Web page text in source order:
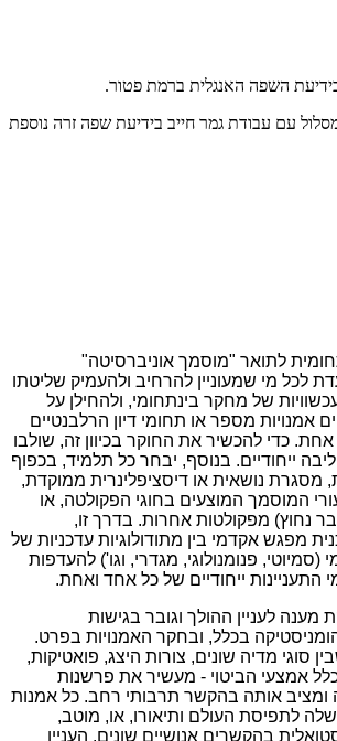
השפה האנגלית ברמת פטור.
עם עבודת גמר חייב בידיעת שפה זרה נוספת
לתואר "מוסמך אוניברסיטה"
לכל מי שמעוניין להרחיב ולהעמיק שליטתו
של מחקר בינתחומי, ולהחילן על
אמנויות מספר או תחומי דיון הרלבנטיים
כדי להכשיר את החוקר בכיוון זה, שולבו
ייחודיים. בנוסף, יבחר כל תלמיד, בכפוף
מסגרת נושאית או דיסציפלינרית ממוקדת,
המוסמך המוצעים בחוגי הפקולטה, או
נחוץ) מפקולטות אחרות. בדרך זו,
מפגש אקדמי בין מתודולוגיות עדכניות של
(סמיוטי, פנומנולוגי, מגדרי, וגו') להעדפות
התעניינות ייחודיים של כל אחד ואחת.
לעניין ההולך וגובר בגישות
בכלל, ובחקר האמנויות בפרט.
סוגי מדיה שונים, צורות היצג, פואטיקות,
אמצעי הביטוי - מעשיר את פרשנות
ומציב אותה בהקשר תרבותי רחב. כל אמנות
לתפיסת העולם ותיאורו, או, מוטב,
בהקשרים אנושיים שונים. העניין